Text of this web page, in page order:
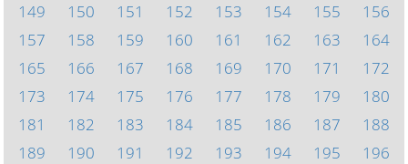
149
150 151 152 153 154 155
156
157
158 159 160 161 162 163
164
165
166 167 168 169 170 171
172
173
174 175 176 177 178 179
180
181
182 183 184 185 186 187
188
189
190 191 192 193 194 195
196